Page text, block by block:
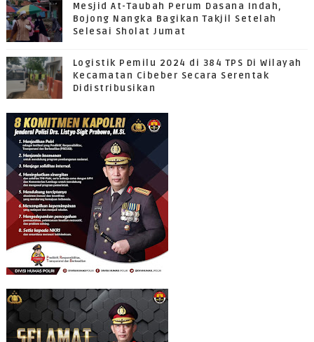
Mesjid At-Taubah Perum Dasana Indah,
Bojong Nangka Bagikan Takjil Setelah
Selesai Sholat Jumat
Logistik Pemilu 2024 di 384 TPS Di Wilayah
Kecamatan Cibeber Secara Serentak
Didistribusikan